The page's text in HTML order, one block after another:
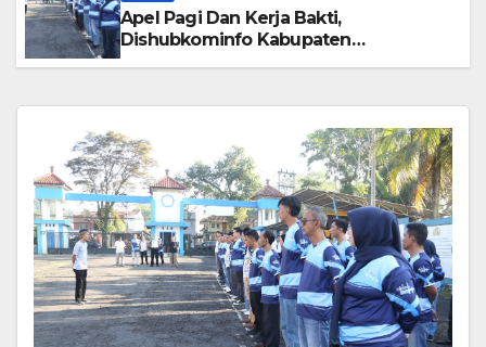
Apel Pagi Dan Kerja Bakti,
Dishubkominfo Kabupaten